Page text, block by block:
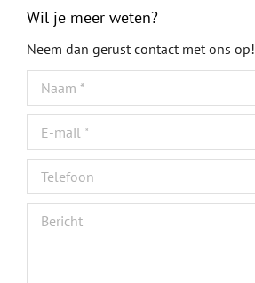
Wil je meer weten?
Neem dan gerust contact met ons op!
Naam *
E-mail *
Telefoon
Bericht